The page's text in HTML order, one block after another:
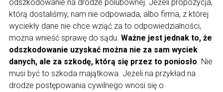
odszkodowanie na drodze polubownej. Jeżeli propozycja,
którą dostaliśmy, nam nie odpowiada, albo firma, z której
wyciekły dane nie chce wziąć za to odpowiedzialności,
można wnieść sprawę do sądu. Ważne jest jednak to, że
odszkodowanie uzyskać można nie za sam wyciek
danych, ale za szkodę, którą się przez to poniosło. Nie
musi być to szkoda majątkowa. Jeżeli na przykład na
drodze postępowania cywilnego wnosi się o